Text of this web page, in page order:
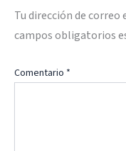
Tu dirección de
campos obligatorios
Comentario *